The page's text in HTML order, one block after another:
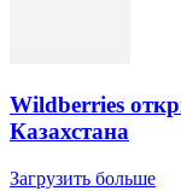
Wildberries
Казахстана
Загрузить больше